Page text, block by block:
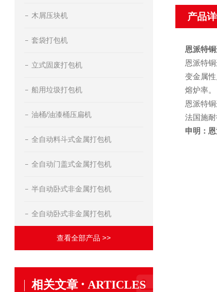
木屑压块机
套袋打包机
立式固废打包机
船用垃圾打包机
油桶/油漆桶压扁机
全自动料斗式金属打包机
全自动门盖式金属打包机
半自动卧式非金属打包机
全自动卧式非金属打包机
查看全部产品 >>
相关文章 · ARTICLES
产品
恩派特
恩派特
变金属
熔炉率。
恩派特
法国施
申明：